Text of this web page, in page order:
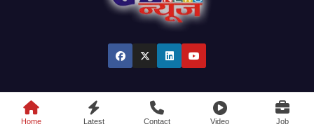
© 2026 GB News India. All Rights Reserved.
Home Latest Contact Video Job